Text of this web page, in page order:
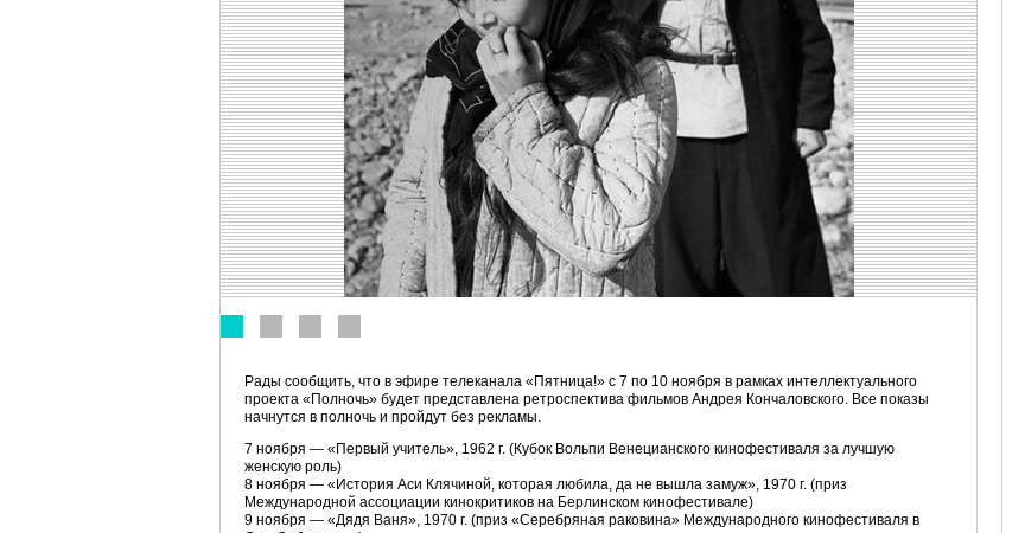
Рады сообщить, что в эфире телеканала «Пятница!» с 7 по 10 ноября в рамках интеллектуального
проекта «Полночь» будет представлена ретроспектива фильмов Андрея Кончаловского. Все показы
начнутся в полночь и пройдут без рекламы.
7 ноября — «Первый учитель», 1962 г. (Кубок Вольпи Венецианского кинофестиваля за лучшую
женскую роль)
8 ноября — «История Аси Клячиной, которая любила, да не вышла замуж», 1970 г. (приз
Международной ассоциации кинокритиков на Берлинском кинофестивале)
9 ноября — «Дядя Ваня», 1970 г. (приз «Серебряная раковина» Международного кинофестиваля в